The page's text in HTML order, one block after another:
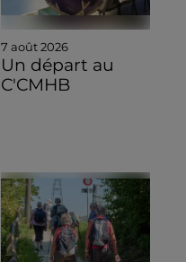
7 août 2026
Un départ au
C'CMHB